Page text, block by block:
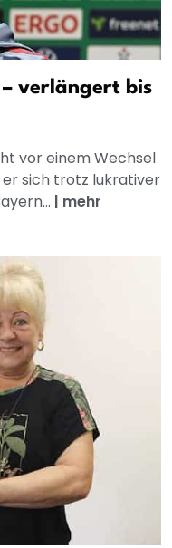
– verlängert bis
vor einem Wechsel
er sich trotz lukrativer
| mehr